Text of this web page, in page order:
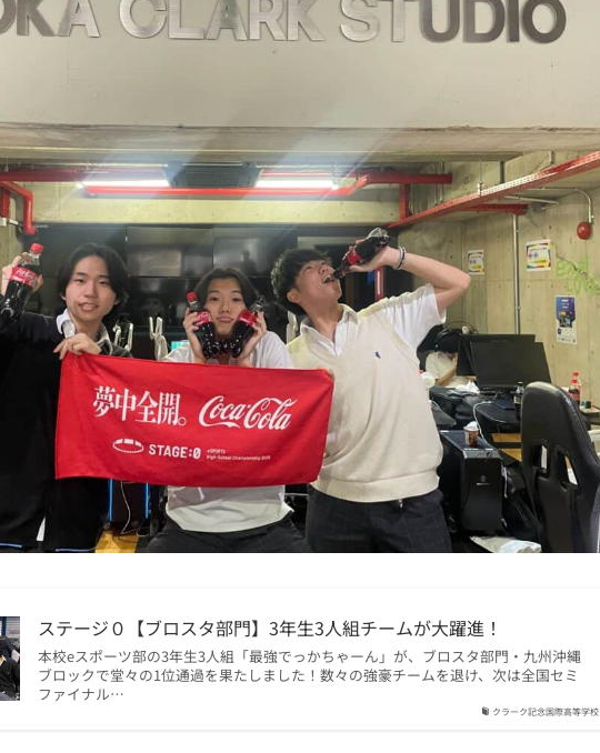
クラーク記念国際高等学校
ステージ０【ブロスタ部門】3年生3人組チームが大躍進！
本校eスポーツ部の3年生3人組「最強でっかちゃーん」が、ブロスタ部門・九州沖縄
ブロックで堂々の1位通過を果たしました！数々の強豪チームを退け、次は全国セミ
ファイナル…